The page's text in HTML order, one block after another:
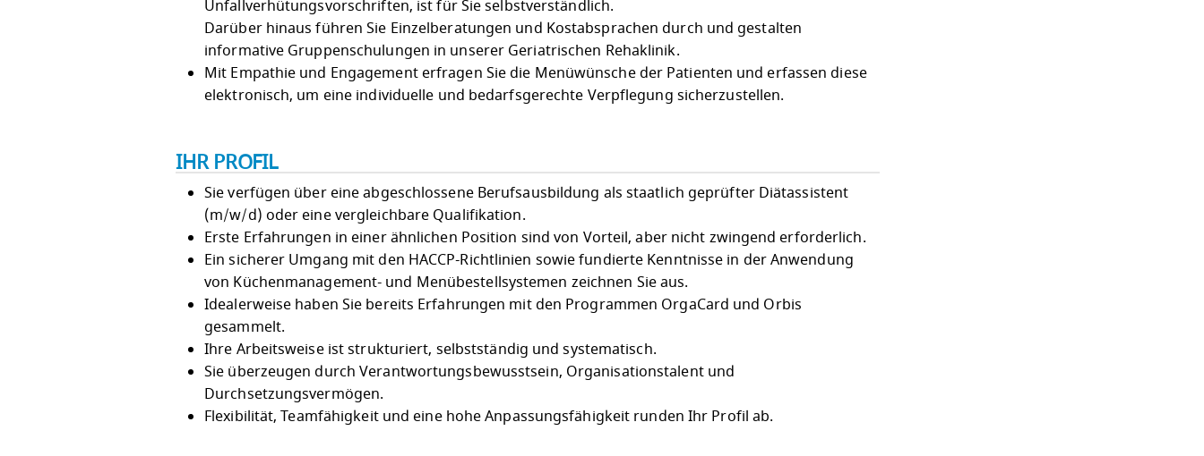
Unfallverhütungsvorschriften, ist für Sie selbstverständlich.
Darüber hinaus führen Sie Einzelberatungen und Kostabsprachen durch und gestalten
informative Gruppenschulungen in unserer Geriatrischen Rehaklinik.
Mit Empathie und Engagement erfragen Sie die Menüwünsche der Patienten und erfassen diese
elektronisch, um eine individuelle und bedarfsgerechte Verpflegung sicherzustellen.
IHR PROFIL
Sie verfügen über eine abgeschlossene Berufsausbildung als staatlich geprüfter Diätassistent
(m/w/d) oder eine vergleichbare Qualifikation.
Erste Erfahrungen in einer ähnlichen Position sind von Vorteil, aber nicht zwingend erforderlich.
Ein sicherer Umgang mit den HACCP-Richtlinien sowie fundierte Kenntnisse in der Anwendung
von Küchenmanagement- und Menübestellsystemen zeichnen Sie aus.
Idealerweise haben Sie bereits Erfahrungen mit den Programmen OrgaCard und Orbis
gesammelt.
Ihre Arbeitsweise ist strukturiert, selbstständig und systematisch.
Sie überzeugen durch Verantwortungsbewusstsein, Organisationstalent und
Durchsetzungsvermögen.
Flexibilität, Teamfähigkeit und eine hohe Anpassungsfähigkeit runden Ihr Profil ab.